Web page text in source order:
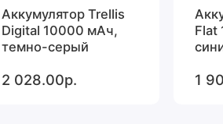
Аккумулятор Trellis
Digital 10000 мАч,
темно-серый
2 028.00р.
Flat
1